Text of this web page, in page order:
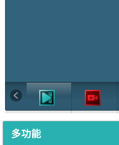
多功能